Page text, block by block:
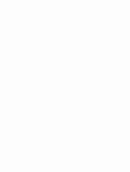
na BR-010
preso e revólver apreendido na